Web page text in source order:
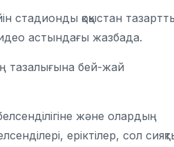
стадионды қоқыстан
астындағы жазбада.
тазалығына бей-жай
және олардың
еріктілер, сол